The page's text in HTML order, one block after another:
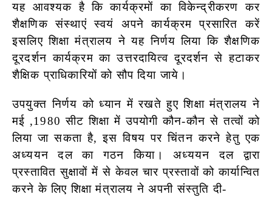
यह आवश्यक है कि कार्यक्रमों का विकेन्द्रीकरण कर
शैक्षणिक संस्थाएं स्वयं अपने कार्यक्रम प्रसारित करें
इसलिए शिक्षा मंत्रालय ने यह निर्णय लिया कि शैक्षणिक
दूरदर्शन कार्यक्रम का उत्तरदायित्व दूरदर्शन से हटाकर
शैक्षिक प्राधिकारियों को सौप दिया जाये।
उपयुक्त निर्णय को ध्यान में रखते हुए शिक्षा मंत्रालय ने
मई ,1980 सीट शिक्षा में उपयोगी कौन-कौन से तत्वों को
लिया जा सकता है, इस विषय पर चिंतन करने हेतु एक
अध्ययन दल का गठन किया। अध्ययन दल द्वारा
प्रस्तावित सुक्षावों में से केवल चार प्रस्तावों को कार्यान्वित
करने के लिए शिक्षा मंत्रालय ने अपनी संस्तुति दी-